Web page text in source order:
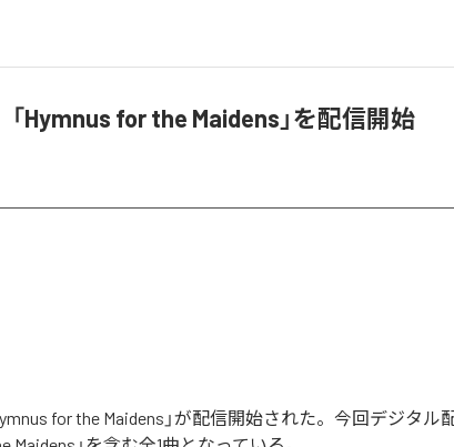
Hymnus for the Maidens」を配信開始
for the Maidens」が配信開始された。今回デジタル